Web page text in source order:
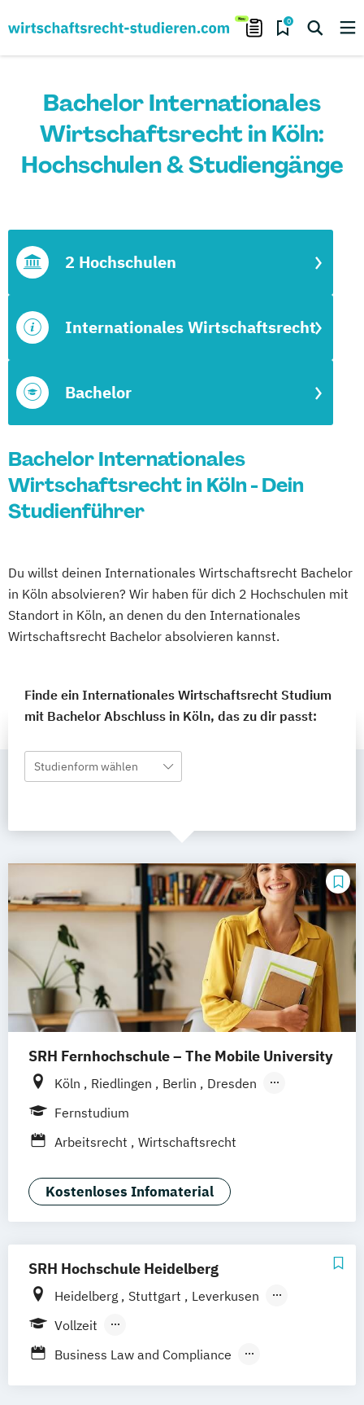
0
Bachelor Internationales
Wirtschaftsrecht in Köln:
Hochschulen & Studiengänge
Bachelor
Internationales Wirtschaftsrecht
2 Hochschulen
Bachelor Internationales
Wirtschaftsrecht in Köln - Dein
Studienführer
Du willst deinen Internationales Wirtschaftsrecht Bachelor
in Köln absolvieren? Wir haben für dich 2 Hochschulen mit
Standort in Köln, an denen du den Internationales
Wirtschaftsrecht Bachelor absolvieren kannst.
Finde ein Internationales Wirtschaftsrecht Studium
mit Bachelor Abschluss in Köln, das zu dir passt:
Studienform wählen
SRH Fernhochschule – The Mobile University
Köln Riedlingen Berlin
Dresden
Düsseldorf
Leipzig Mannheim Wertheim
Frankfurt am Main Hamm Zürich
Fernstudium
Arbeitsrecht
Wirtschaftsrecht
Kostenloses Infomaterial
SRH Hochschule Heidelberg
Heidelberg Stuttgart
Leverkusen
Hamburg
Vollzeit
Berufsbegleitendes Präsenzstudium
Business Law and Compliance